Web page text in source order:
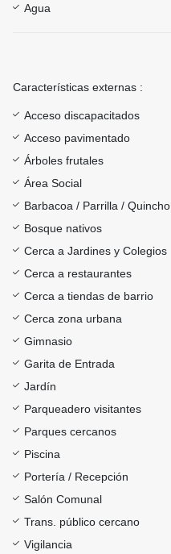
Agua
Características externas :
Acceso discapacitados
Acceso pavimentado
Árboles frutales
Área Social
Barbacoa / Parrilla / Quincho
Bosque nativos
Cerca a Jardines y Colegios
Cerca a restaurantes
Cerca a tiendas de barrio
Cerca zona urbana
Gimnasio
Garita de Entrada
Jardín
Parqueadero visitantes
Parques cercanos
Piscina
Portería / Recepción
Salón Comunal
Trans. público cercano
Vigilancia